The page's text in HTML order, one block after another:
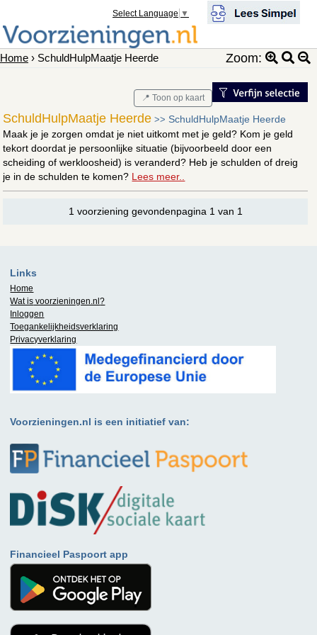
Select Language ▼
Home › SchuldHulpMaatje Heerde Zoom:
📍 Toon op kaart
SchuldHulpMaatje Heerde >> SchuldHulpMaatje Heerde
Maak je je zorgen omdat je niet uitkomt met je geld? Kom je geld
tekort doordat je persoonlijke situatie (bijvoorbeeld door een
scheiding of werkloosheid) is veranderd? Heb je schulden of dreig
je in de schulden te komen? Lees meer..
1 voorziening gevondenpagina 1 van 1
Links
Home
Wat is voorzieningen.nl?
Inloggen
Toegankelijkheidsverklaring
Privacyverklaring
Voorzieningen.nl is een initiatief van:
Financieel Paspoort app